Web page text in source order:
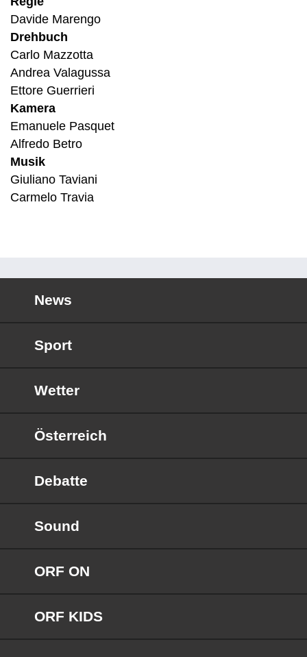
Davide Marengo
Drehbuch
Carlo Mazzotta
Andrea Valagussa
Ettore Guerrieri
Kamera
Emanuele Pasquet
Alfredo Betro
Musik
Giuliano Taviani
Carmelo Travia
News
Sport
Wetter
Österreich
Debatte
Sound
ORF ON
ORF KIDS